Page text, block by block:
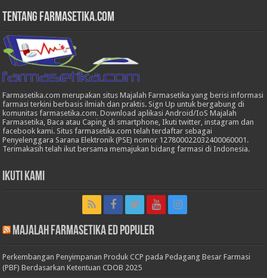
Tentang Farmasetika.com
Farmasetika.com merupakan situs Majalah Farmasetika yang berisi informasi
farmasi terkini berbasis ilmiah dan praktis. Sign Up untuk bergabung di
komunitas farmasetika.com. Download aplikasi Android/IoS Majalah
Farmasetika, Baca atau Caping di smartphone, Ikuti twitter, instagram dan
facebook kami. Situs farmasetika.com telah terdaftar sebagai
Penyelenggara Sarana Elektronik (PSE) nomor 127800022032400060001.
Terimakasih telah ikut bersama memajukan bidang farmasi di Indonesia.
Ikuti Kami
Majalah Farmasetika Ed Populer
Perkembangan Penyimpanan Produk CCP pada Pedagang Besar Farmasi
(PBF) Berdasarkan Ketentuan CDOB 2025